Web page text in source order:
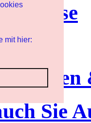
mit hier:
Sie